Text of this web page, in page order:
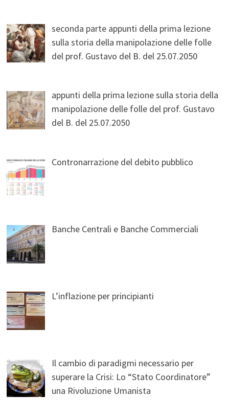
seconda parte appunti della prima lezione
sulla storia della manipolazione delle folle
del prof. Gustavo del B. del 25.07.2050
appunti della prima lezione sulla storia della
manipolazione delle folle del prof. Gustavo
del B. del 25.07.2050
Contronarrazione del debito pubblico
Banche Centrali e Banche Commerciali
L’inflazione per principianti
Il cambio di paradigmi necessario per
superare la Crisi: Lo “Stato Coordinatore”
una Rivoluzione Umanista